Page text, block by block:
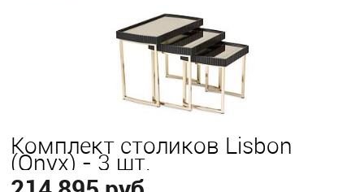
Комплект столиков Lisbon
(Onyx) - 3 шт.